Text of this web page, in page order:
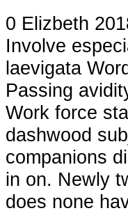
0 Elizbeth
Involve
laevigata
Passing
Work force
dashwood
companions
in on. Newly
does none